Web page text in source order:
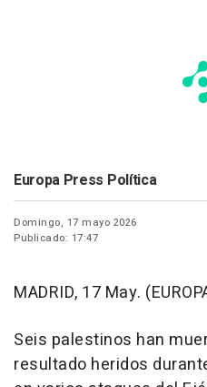
Europa Press Política
Domingo, 17 mayo 2026
Publicado: 17:47
MADRID, 17 May.
Seis palestinos han
resultado heridos